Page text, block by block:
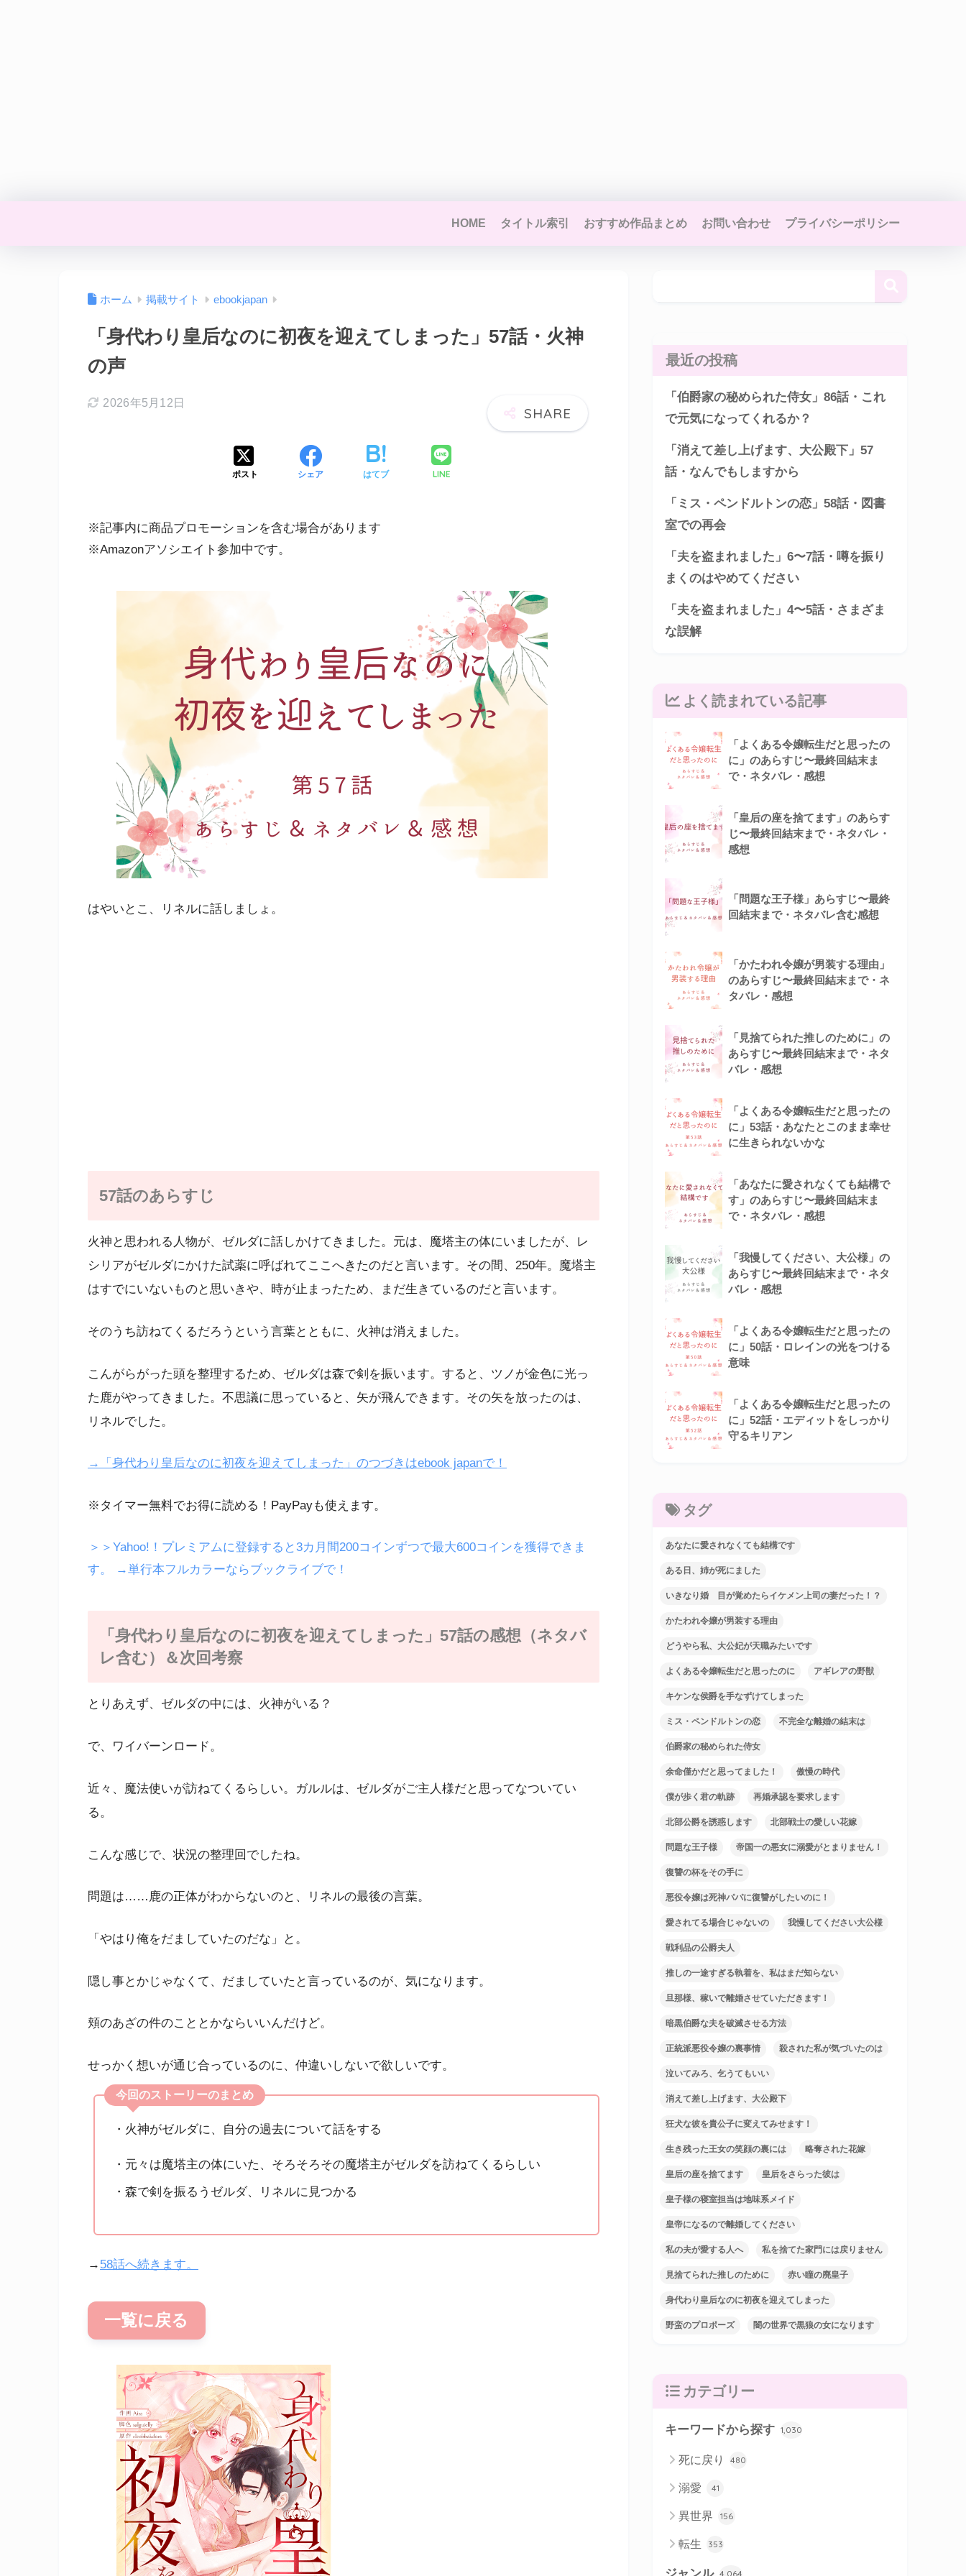
HOME タイトル索引 おすすめ作品まとめ お問い合わせ プライバシーポリシー
ホーム 掲載サイト ebookjapan
「身代わり皇后なのに初夜を迎えてしまった」57話・火神
の声
2026年5月12日
ポスト シェア はてブ LINE
※記事内に商品プロモーションを含む場合があります
※Amazonアソシエイト参加中です。
はやいとこ、リネルに話しましょ。
57話のあらすじ
火神と思われる人物が、ゼルダに話しかけてきました。元は、魔塔主の体にいましたが、レ
シリアがゼルダにかけた試薬に呼ばれてここへきたのだと言います。その間、250年。魔塔主
はすでにいないものと思いきや、時が止まったため、まだ生きているのだと言います。
そのうち訪ねてくるだろうという言葉とともに、火神は消えました。
こんがらがった頭を整理するため、ゼルダは森で剣を振います。すると、ツノが金色に光っ
た鹿がやってきました。不思議に思っていると、矢が飛んできます。その矢を放ったのは、
リネルでした。
→「身代わり皇后なのに初夜を迎えてしまった」のつづきはebook japanで！
※タイマー無料でお得に読める！PayPayも使えます。
＞＞Yahoo!！プレミアムに登録すると3カ月間200コインずつで最大600コインを獲得できま
す。
→単行本フルカラーならブックライブで！
「身代わり皇后なのに初夜を迎えてしまった」57話の感想（ネタバ
レ含む）＆次回考察
とりあえず、ゼルダの中には、火神がいる？
で、ワイバーンロード。
近々、魔法使いが訪ねてくるらしい。ガルルは、ゼルダがご主人様だと思ってなついてい
る。
こんな感じで、状況の整理回でしたね。
問題は……鹿の正体がわからないのと、リネルの最後の言葉。
「やはり俺をだましていたのだな」と。
隠し事とかじゃなくて、だましていたと言っているのが、気になります。
頬のあざの件のこととかならいいんだけど。
せっかく想いが通じ合っているのに、仲違いしないで欲しいです。
今回のストーリーのまとめ
・火神がゼルダに、自分の過去について話をする
・元々は魔塔主の体にいた、そろそろその魔塔主がゼルダを訪ねてくるらしい
・森で剣を振るうゼルダ、リネルに見つかる
→ 58話へ続きます。
一覧に戻る
最近の投稿
「伯爵家の秘められた侍女」86話・これ
で元気になってくれるか？
「消えて差し上げます、大公殿下」57
話・なんでもしますから
「ミス・ペンドルトンの恋」58話・図書
室での再会
「夫を盗まれました」6〜7話・噂を振り
まくのはやめてください
「夫を盗まれました」4〜5話・さまざま
な誤解
よく読まれている記事
「よくある令嬢転生だと思ったの
に」のあらすじ〜最終回結末ま
で・ネタバレ・感想
「皇后の座を捨てます」のあらす
じ〜最終回結末まで・ネタバレ・
感想
「問題な王子様」あらすじ〜最終
回結末まで・ネタバレ含む感想
「かたわれ令嬢が男装する理由」
のあらすじ〜最終回結末まで・ネ
タバレ・感想
「見捨てられた推しのために」の
あらすじ〜最終回結末まで・ネタ
バレ・感想
「よくある令嬢転生だと思ったの
に」53話・あなたとこのまま幸せ
に生きられないかな
「あなたに愛されなくても結構で
す」のあらすじ〜最終回結末ま
で・ネタバレ・感想
「我慢してください、大公様」の
あらすじ〜最終回結末まで・ネタ
バレ・感想
「よくある令嬢転生だと思ったの
に」50話・ロレインの光をつける
意味
「よくある令嬢転生だと思ったの
に」52話・エディットをしっかり
守るキリアン
タグ
あなたに愛されなくても結構です
ある日、姉が死にました
いきなり婚 目が覚めたらイケメン上司の妻だった！？
かたわれ令嬢が男装する理由
どうやら私、大公妃が天職みたいです
よくある令嬢転生だと思ったのに アギレアの野獣
キケンな侯爵を手なずけてしまった
ミス・ペンドルトンの恋 不完全な離婚の結末は
伯爵家の秘められた侍女
余命僅かだと思ってました！ 傲慢の時代
僕が歩く君の軌跡 再婚承認を要求します
北部公爵を誘惑します 北部戦士の愛しい花嫁
問題な王子様 帝国一の悪女に溺愛がとまりません！
復讐の杯をその手に
悪役令嬢は死神パパに復讐がしたいのに！
愛されてる場合じゃないの 我慢してください大公様
戦利品の公爵夫人
推しの一途すぎる執着を、私はまだ知らない
旦那様、稼いで離婚させていただきます！
暗黒伯爵な夫を破滅させる方法
正統派悪役令嬢の裏事情 殺された私が気づいたのは
泣いてみろ、乞うてもいい
消えて差し上げます、大公殿下
狂犬な彼を貴公子に変えてみせます！
生き残った王女の笑顔の裏には 略奪された花嫁
皇后の座を捨てます 皇后をさらった彼は
皇子様の寝室担当は地味系メイド
皇帝になるので離婚してください
私の夫が愛する人へ 私を捨てた家門には戻りません
見捨てられた推しのために 赤い瞳の廃皇子
身代わり皇后なのに初夜を迎えてしまった
野蛮のプロポーズ 闇の世界で黒狼の女になります
カテゴリー
キーワードから探す 1,030
死に戻り 480
溺愛 41
異世界 156
転生 353
ジャンル 4,064